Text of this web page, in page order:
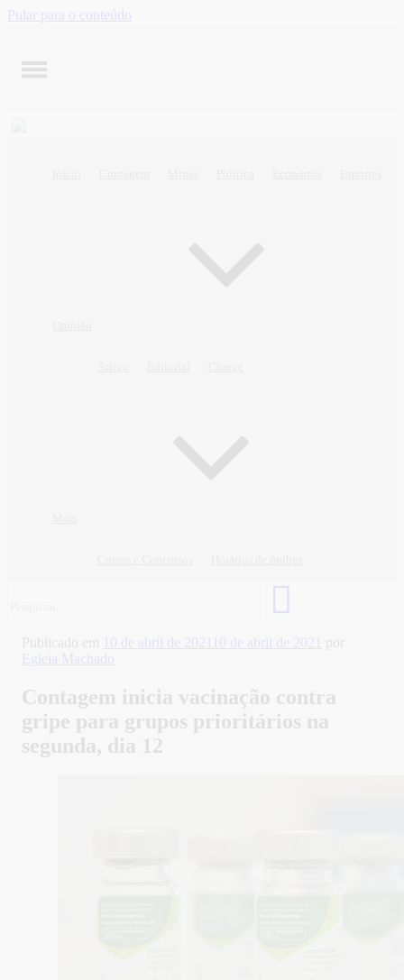
Pular para o conteúdo
Publicado em 10 de abril de 2021 10 de abril de 2021
por
Egleia Machado
Contagem inicia vacinação contra
gripe para grupos prioritários na
segunda, dia 12